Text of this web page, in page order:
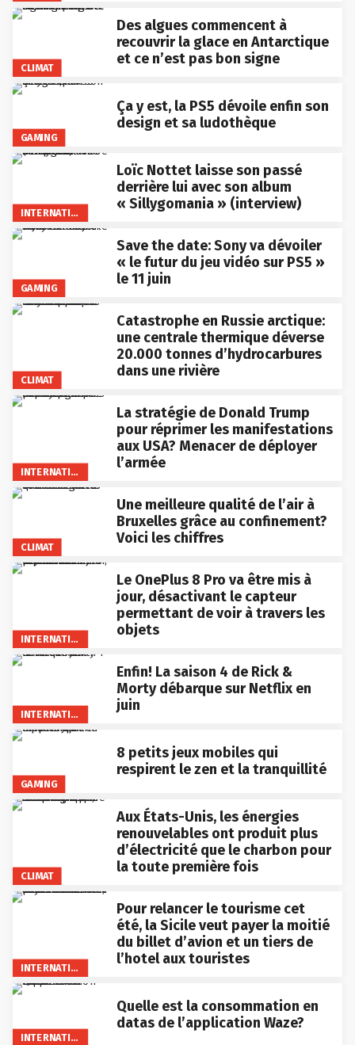
CLIMAT
Des algues commencent à
recouvrir la glace en Antarctique
et ce n’est pas bon signe
GAMING
Ça y est, la PS5 dévoile enfin son
design et sa ludothèque
INTERNATIONAL
Loïc Nottet laisse son passé
derrière lui avec son album
« Sillygomania » (interview)
GAMING
Save the date: Sony va dévoiler
« le futur du jeu vidéo sur PS5 »
le 11 juin
CLIMAT
Catastrophe en Russie arctique:
une centrale thermique déverse
20.000 tonnes d’hydrocarbures
dans une rivière
INTERNATIONAL
La stratégie de Donald Trump
pour réprimer les manifestations
aux USA? Menacer de déployer
l’armée
CLIMAT
Une meilleure qualité de l’air à
Bruxelles grâce au confinement?
Voici les chiffres
INTERNATIONAL
Le OnePlus 8 Pro va être mis à
jour, désactivant le capteur
permettant de voir à travers les
objets
INTERNATIONAL
Enfin! La saison 4 de Rick &
Morty débarque sur Netflix en
juin
GAMING
8 petits jeux mobiles qui
respirent le zen et la tranquillité
CLIMAT
Aux États-Unis, les énergies
renouvelables ont produit plus
d’électricité que le charbon pour
la toute première fois
INTERNATIONAL
Pour relancer le tourisme cet
été, la Sicile veut payer la moitié
du billet d’avion et un tiers de
l’hotel aux touristes
INTERNATIONAL
Quelle est la consommation en
datas de l’application Waze?